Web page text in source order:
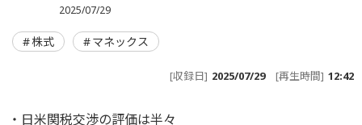
2025/07/29
株式 マネックス
[収録日] 2025/07/29 [再生時間] 12:42
・日米関税交渉の評価は半々